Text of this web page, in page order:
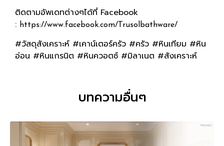
ติดตามอัพเดทต่างๆได้ที่ Facebook
: https://www.facebook.com/Trusolbathware/
#วัสดุสังเคราะห์ #เคาน์เตอร์ครัว #ครัว #หินเทียม #หิน
อ่อน #หินแกรนิต #หินควอตซ์ #มิลาเนต #สังเคราะห์
บทความอื่นๆ